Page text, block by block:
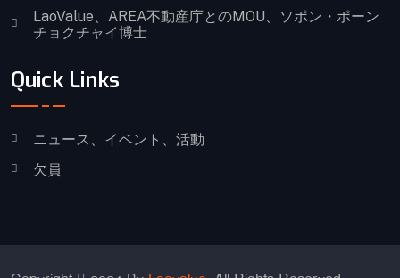
LaoValue、AREA不動産庁とのMOU、ソポン・ポーン
チョクチャイ博士
Quick Links
ニュース、イベント、活動
欠員